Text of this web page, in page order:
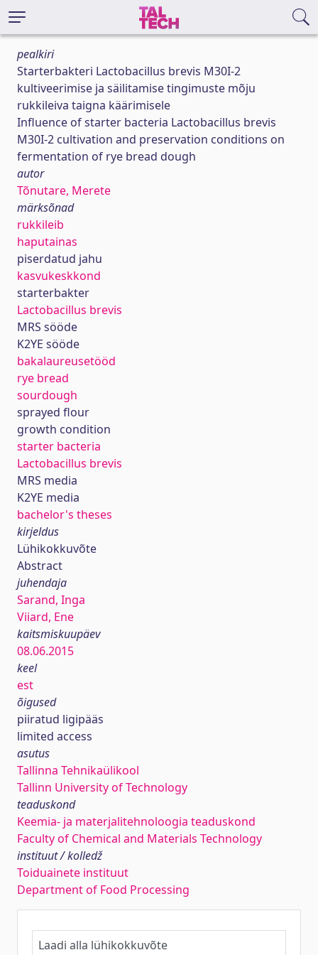
pealkiri
Starterbakteri Lactobacillus brevis M30I-2
kultiveerimise ja säilitamise tingimuste mõju
rukkileiva taigna käärimisele
Influence of starter bacteria Lactobacillus brevis
M30I-2 cultivation and preservation conditions on
fermentation of rye bread dough
autor
Tõnutare, Merete
märksõnad
rukkileib
haputainas
piserdatud jahu
kasvukeskkond
starterbakter
Lactobacillus brevis
MRS sööde
K2YE sööde
bakalaureusetööd
rye bread
sourdough
sprayed flour
growth condition
starter bacteria
Lactobacillus brevis
MRS media
K2YE media
bachelor's theses
kirjeldus
Lühikokkuvõte
Abstract
juhendaja
Sarand, Inga
Viiard, Ene
kaitsmiskuupäev
08.06.2015
keel
est
õigused
piiratud ligipääs
limited access
asutus
Tallinna Tehnikaülikool
Tallinn University of Technology
teaduskond
Keemia- ja materjalitehnoloogia teaduskond
Faculty of Chemical and Materials Technology
instituut / kolledž
Toiduainete instituut
Department of Food Processing
Laadi alla lühikokkuvõte